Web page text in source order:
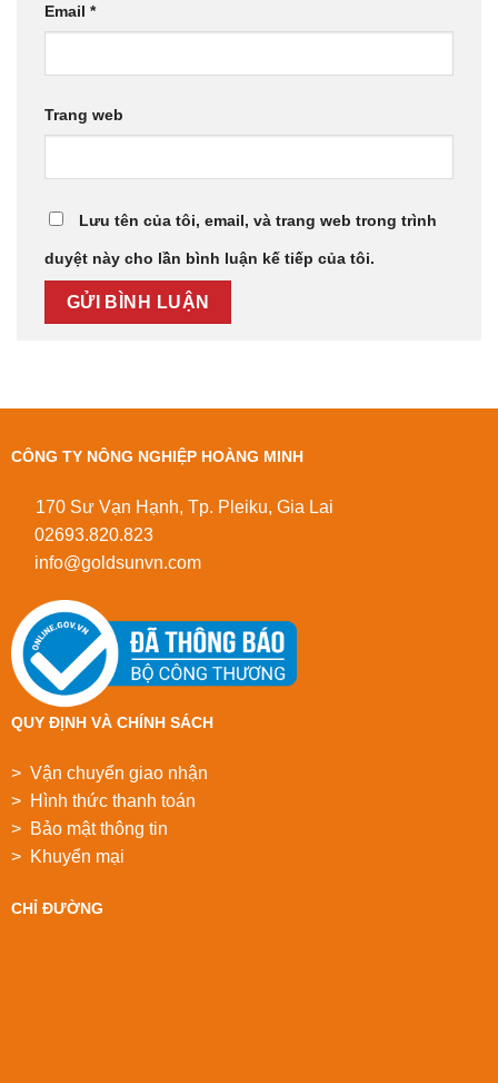
Email *
Trang web
Lưu tên của tôi, email, và trang web trong trình
duyệt này cho lần bình luận kế tiếp của tôi.
CÔNG TY NÔNG NGHIỆP HOÀNG MINH
170 Sư Vạn Hạnh, Tp. Pleiku, Gia Lai
02693.820.823
info@goldsunvn.com
QUY ĐỊNH VÀ CHÍNH SÁCH
> Vận chuyển giao nhận
> Hình thức thanh toán
> Bảo mật thông tin
> Khuyển mại
CHỈ ĐƯỜNG